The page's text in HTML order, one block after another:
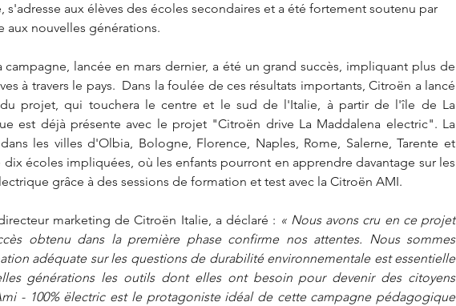
aux élèves des écoles secondaires et a été fortement soutenu par
nouvelles générations.
campagne, lancée en mars dernier, a été un grand succès, impliquant plus de
à travers le pays.  Dans la foulée de ces résultats importants, Citroën a lancé
projet, qui touchera le centre et le sud de l'Italie, à partir de l'île de La
est déjà présente avec le projet "Citroën drive La Maddalena electric". La
les villes d'Olbia, Bologne, Florence, Naples, Rome, Salerne, Tarente et
écoles impliquées, où les enfants pourront en apprendre davantage sur les
grâce à des sessions de formation et test avec la Citroën AMI.
marketing de Citroën Italie, a déclaré : « Nous avons cru en ce projet
obtenu dans la première phase confirme nos attentes. Nous sommes
adéquate sur les questions de durabilité environnementale est essentielle
générations les outils dont elles ont besoin pour devenir des citoyens
- 100% ëlectric est le protagoniste idéal de cette campagne pédagogique